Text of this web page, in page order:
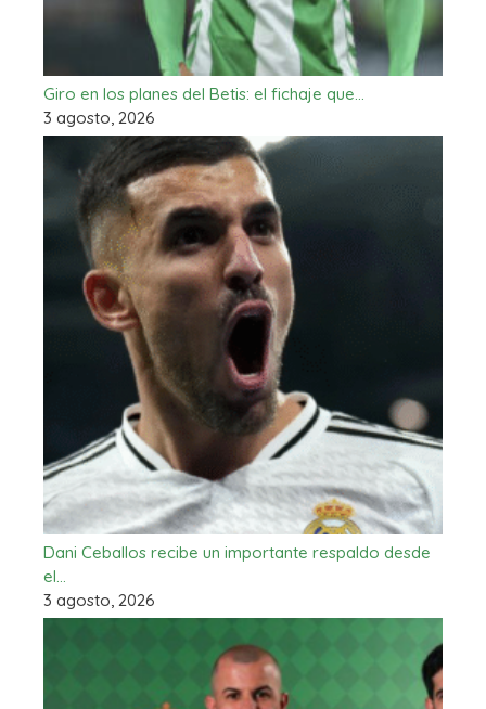
Giro en los planes del Betis: el fichaje que…
3 agosto, 2026
Dani Ceballos recibe un importante respaldo desde
el…
3 agosto, 2026